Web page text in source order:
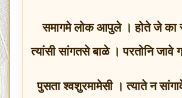
समागमे लोक आपुले । होते जे
त्यांसी सांगतसे बाळे । परतोनि जावे
पुसता श्वशुरमामेसी । त्याते न